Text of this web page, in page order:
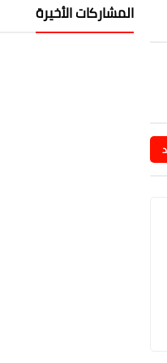
المشاركات الأخيرة